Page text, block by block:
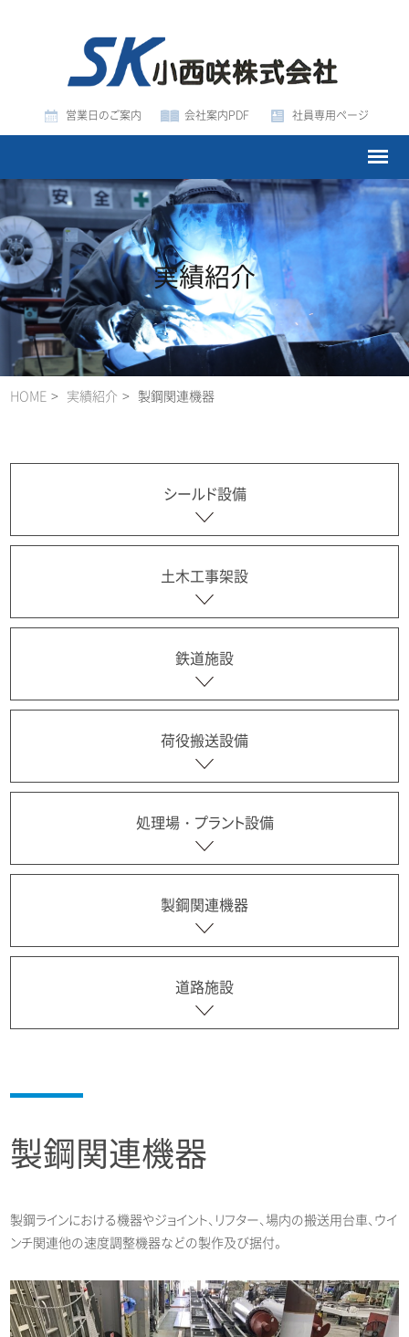
営業日のご案内 会社案内PDF 社員専用ページ
実績紹介
HOME 実績紹介 製鋼関連機器
シールド設備
土木工事架設
鉄道施設
荷役搬送設備
処理場・プラント設備
製鋼関連機器
道路施設
製鋼関連機器
製鋼ラインにおける機器やジョイント、リフター、場内の搬送用台車、ウイ
ンチ関連他の速度調整機器などの製作及び据付。